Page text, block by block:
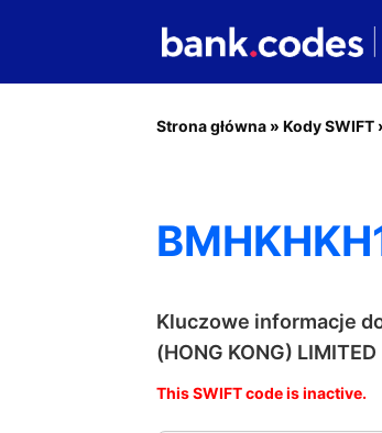
Strona główna » Kody SWIFT
Kluczowe informacje
(HONG KONG) LIMITED
This SWIFT code is inactive.